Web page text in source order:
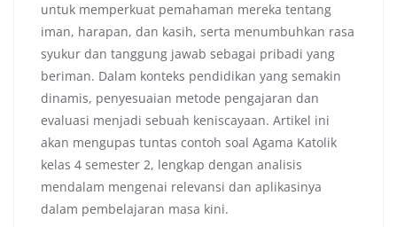
untuk memperkuat pemahaman mereka tentang
iman, harapan, dan kasih, serta menumbuhkan rasa
syukur dan tanggung jawab sebagai pribadi yang
beriman. Dalam konteks pendidikan yang semakin
dinamis, penyesuaian metode pengajaran dan
evaluasi menjadi sebuah keniscayaan. Artikel ini
akan mengupas tuntas contoh soal Agama Katolik
kelas 4 semester 2, lengkap dengan analisis
mendalam mengenai relevansi dan aplikasinya
dalam pembelajaran masa kini.